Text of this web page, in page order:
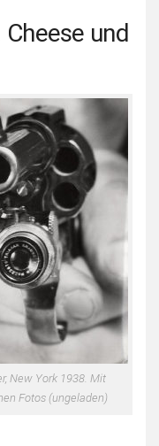
und
New York 1938. Mit
Fotos (ungeladen)